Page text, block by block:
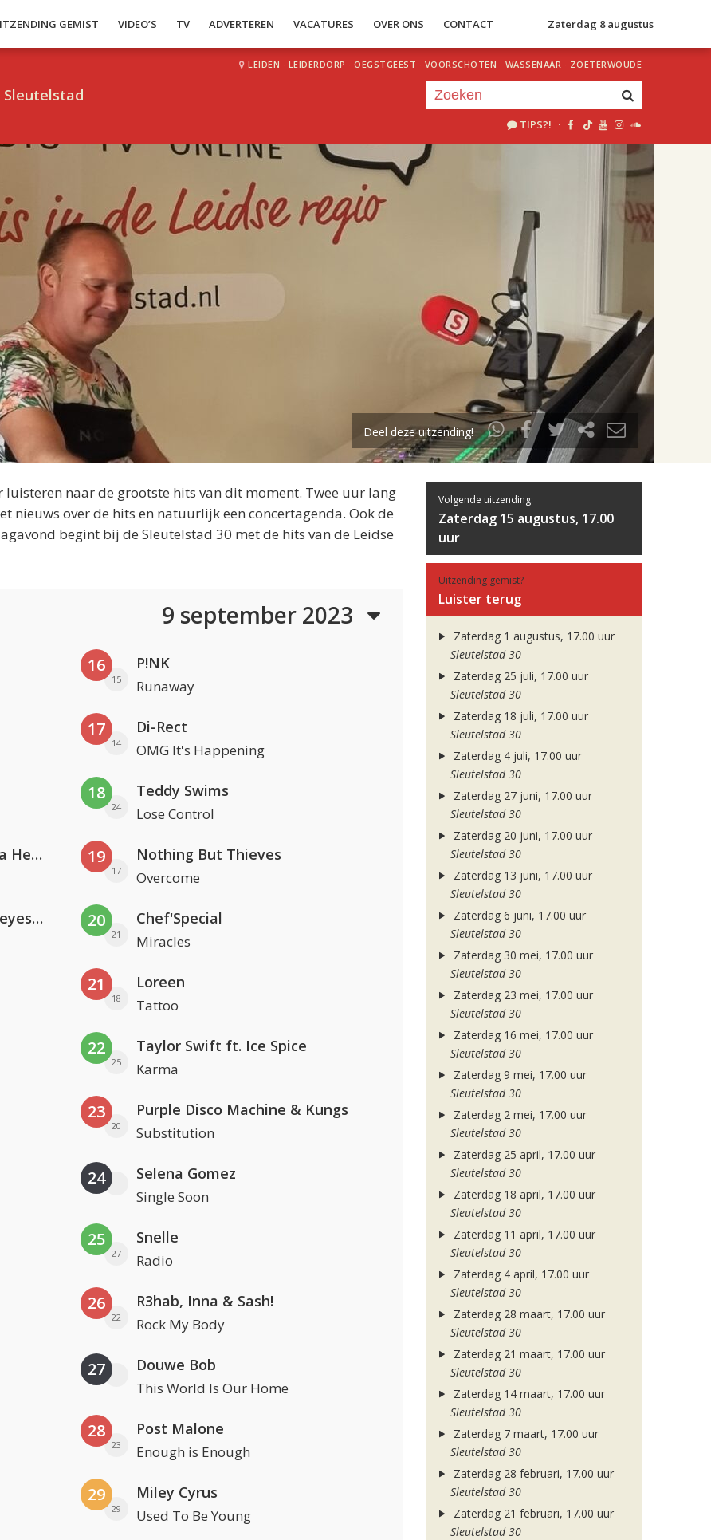
GEMIST VIDEO’S TV ADVERTEREN VACATURES OVER ONS CONTACT Zaterdag 8 augustus
Sleutelstad
LEIDEN · LEIDERDORP · OEGSTGEEST · VOORSCHOTEN · WASSENAAR · ZOETERWOUDE
TIPS?! ·
uur 1 van 2
Volgend uur
Deel deze uitzending!
naar de grootste hits van dit moment. Twee uur lang
nieuws over de hits en natuurlijk een concertagenda. Ook de
begint bij de Sleutelstad 30 met de hits van de Leidse
9 september 2023
Nathan Dawe, Joel Corry & Ella Henderson
Kris Kross Amsterdam. Sofia Reyes & Tinie Tempah
16
15
P!NK
Runaway
17
14
Di-Rect
OMG It's Happening
18
24
Teddy Swims
Lose Control
19
17
Nothing But Thieves
Overcome
20
21
Chef'Special
Miracles
21
18
Loreen
Tattoo
22
25
Taylor Swift ft. Ice Spice
Karma
23
20
Purple Disco Machine & Kungs
Substitution
24 Selena Gomez
Single Soon
25
27
Snelle
Radio
26
22
R3hab, Inna & Sash!
Rock My Body
27 Douwe Bob
This World Is Our Home
28
23
Post Malone
Enough is Enough
29
29
Miley Cyrus
Used To Be Young
Volgende uitzending:
Zaterdag 15 augustus, 17.00
uur
Uitzending gemist?
Luister terug
Zaterdag 1 augustus, 17.00 uur
Sleutelstad 30
Zaterdag 25 juli, 17.00 uur
Sleutelstad 30
Zaterdag 18 juli, 17.00 uur
Sleutelstad 30
Zaterdag 4 juli, 17.00 uur
Sleutelstad 30
Zaterdag 27 juni, 17.00 uur
Sleutelstad 30
Zaterdag 20 juni, 17.00 uur
Sleutelstad 30
Zaterdag 13 juni, 17.00 uur
Sleutelstad 30
Zaterdag 6 juni, 17.00 uur
Sleutelstad 30
Zaterdag 30 mei, 17.00 uur
Sleutelstad 30
Zaterdag 23 mei, 17.00 uur
Sleutelstad 30
Zaterdag 16 mei, 17.00 uur
Sleutelstad 30
Zaterdag 9 mei, 17.00 uur
Sleutelstad 30
Zaterdag 2 mei, 17.00 uur
Sleutelstad 30
Zaterdag 25 april, 17.00 uur
Sleutelstad 30
Zaterdag 18 april, 17.00 uur
Sleutelstad 30
Zaterdag 11 april, 17.00 uur
Sleutelstad 30
Zaterdag 4 april, 17.00 uur
Sleutelstad 30
Zaterdag 28 maart, 17.00 uur
Sleutelstad 30
Zaterdag 21 maart, 17.00 uur
Sleutelstad 30
Zaterdag 14 maart, 17.00 uur
Sleutelstad 30
Zaterdag 7 maart, 17.00 uur
Sleutelstad 30
Zaterdag 28 februari, 17.00 uur
Sleutelstad 30
Zaterdag 21 februari, 17.00 uur
Sleutelstad 30